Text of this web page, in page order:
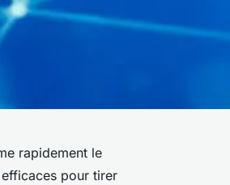
rapidement le
pour tirer